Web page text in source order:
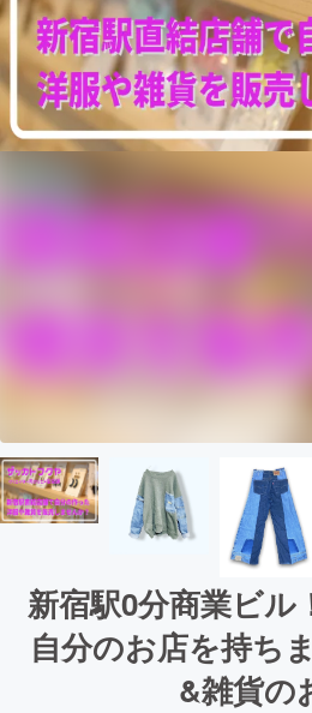
新宿駅0分商業ビル
自分のお店を持ち
&雑貨の